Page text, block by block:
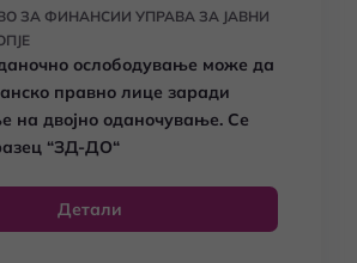
ЗА ФИНАНСИИ УПРАВА ЗА ЈАВНИ
ослободување може да
правно лице заради
на двојно оданочување. Се
“ЗД-ДО“
Детали